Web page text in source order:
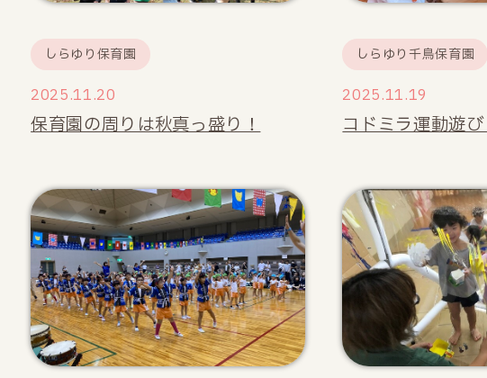
しらゆり保育園
2025.11.20
保育園の周りは秋真っ盛り！
しらゆり千鳥保育園
2025.11.19
コドミラ運動遊